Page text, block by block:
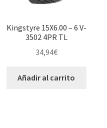
Kingstyre 15X6.00 – 6 V-
3502 4PR TL
34,94€
Añadir al carrito